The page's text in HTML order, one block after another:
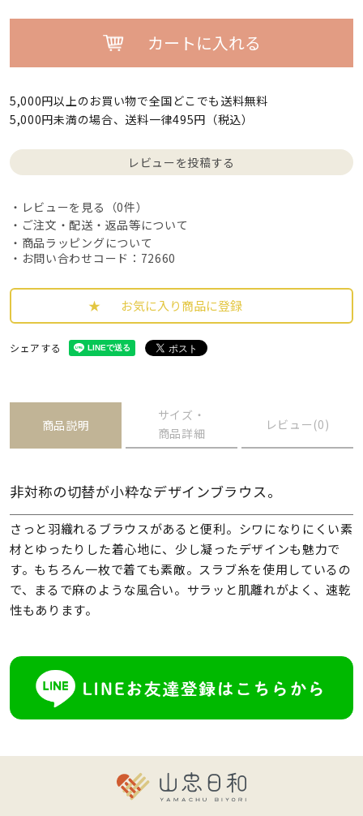
カートに入れる
5,000円以上のお買い物で全国どこでも送料無料
5,000円未満の場合、送料一律495円（税込）
レビューを投稿する
レビューを見る（0件）
ご注文・配送・返品等について
商品ラッピングについて
・お問い合わせコード：72660
お気に入り商品に登録
シェアする
商品説明
サイズ・
商品詳細
レビュー(0)
非対称の切替が小粋なデザインブラウス。
さっと羽織れるブラウスがあると便利。シワになりにくい素
材とゆったりした着心地に、少し凝ったデザインも魅力で
す。もちろん一枚で着ても素敵。スラブ糸を使用しているの
で、まるで麻のような風合い。サラッと肌離れがよく、速乾
性もあります。